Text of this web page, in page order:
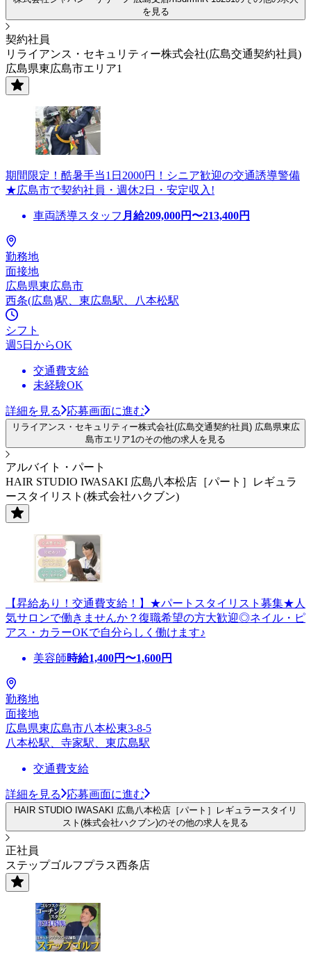
を見る
契約社員
リライアンス・セキュリティー株式会社(広島交通契約社員)
広島県東広島市エリア1
期間限定！酷暑手当1日2000円！シニア歓迎の交通誘導警備
★広島市で契約社員・週休2日・安定収入!
車両誘導スタッフ 月給209,000円〜213,400円
勤務地
面接地
広島県東広島市
西条(広島)駅、東広島駅、八本松駅
シフト
週5日からOK
交通費支給
未経験OK
詳細を見る 応募画面に進む
リライアンス・セキュリティー株式会社(広島交通契約社員) 広島県東広
島市エリア1のその他の求人を見る
アルバイト・パート
HAIR STUDIO IWASAKI 広島八本松店［パート］レギュラ
ースタイリスト(株式会社ハクブン)
【昇給あり！交通費支給！】★パートスタイリスト募集★人
気サロンで働きませんか？復職希望の方大歓迎◎ネイル・ピ
アス・カラーOKで自分らしく働けます♪
美容師時給1,400円〜1,600円
勤務地
面接地
広島県東広島市八本松東3-8-5
八本松駅、寺家駅、東広島駅
交通費支給
詳細を見る 応募画面に進む
HAIR STUDIO IWASAKI 広島八本松店［パート］レギュラースタイリ
スト(株式会社ハクブン)のその他の求人を見る
正社員
ステップゴルフプラス西条店